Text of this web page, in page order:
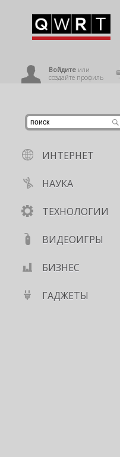
Войдитеили
создайте профиль
ИНТЕРНЕТ
НАУКА
ТЕХНОЛОГИИ
ВИДЕОИГРЫ
БИЗНЕС
ГАДЖЕТЫ